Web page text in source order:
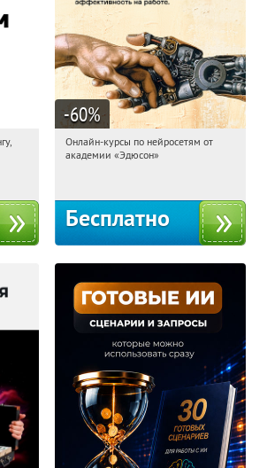
-60%
16:26:14 Получили:
Онлайн-курсы по нейросетям от
академии «Эдюсон»
Бесплатно